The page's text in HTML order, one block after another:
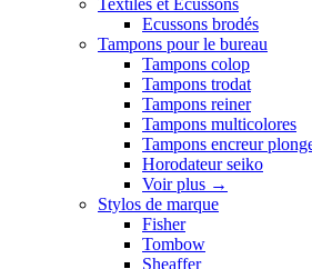
Textiles et Ecussons
Ecussons brodés
Tampons pour le bureau
Tampons colop
Tampons trodat
Tampons reiner
Tampons multicolores
Tampons encreur
Horodateur seiko
Voir plus →
Stylos de marque
Fisher
Tombow
Sheaffer